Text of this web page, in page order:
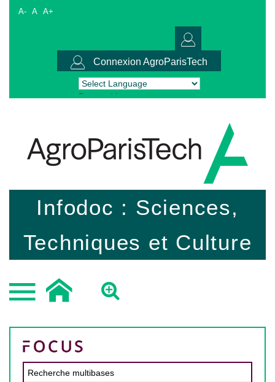
A- A A+
Connexion AgroParisTech
Powered by Translate
Infodoc : Sciences,
Techniques et Culture